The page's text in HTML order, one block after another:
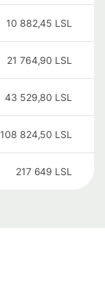
10 882,45 LSL
21 764,90 LSL
43 529,80 LSL
108 824,50 LSL
217 649 LSL